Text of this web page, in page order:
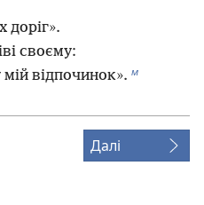
доріг».
своєму:
відпочинок». м
Далі